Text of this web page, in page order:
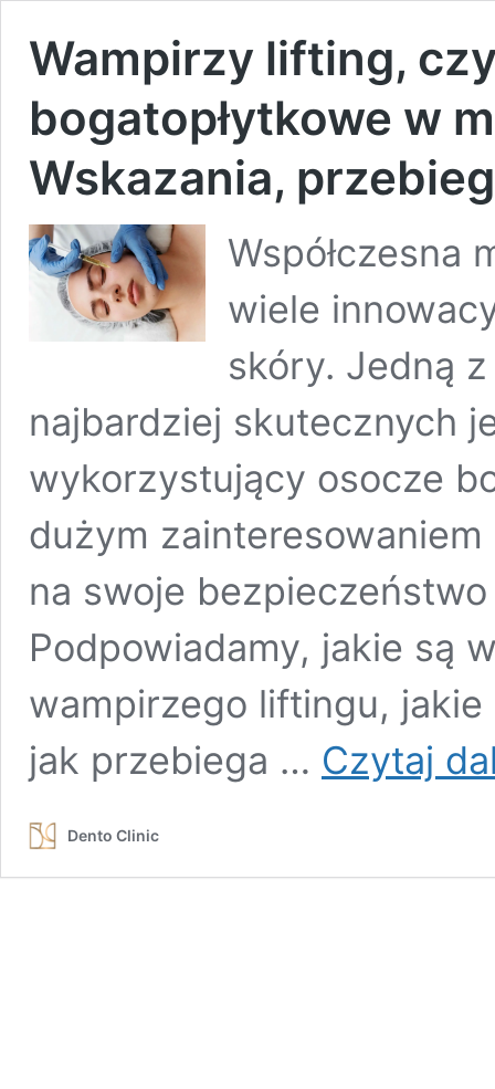
Wampirzy lifting,
bogatopłytkowe w
Wskazania,
Współczesna
wiele
skóry. Jedną
najbardziej skutecznych
wykorzystujący osocze
dużym
na swoje
Podpowiadamy, jakie są
wampirzego liftingu, jakie
jak przebiega … Czytaj
Dento Clinic